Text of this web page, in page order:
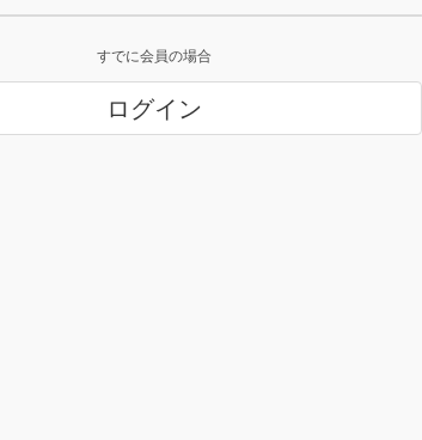
すでに会員の場合
ログイン